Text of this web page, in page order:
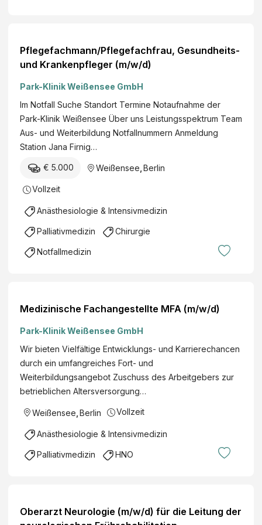
Pflegefachmann/Pflegefachfrau, Gesundheits-
und Krankenpfleger (m/w/d)
Park-Klinik Weißensee GmbH
Im Notfall Suche Standort Termine Notaufnahme der
Park-Klinik Weißensee Über uns Leistungsspektrum Team
Aus- und Weiterbildung Notfallnummern Anmeldung
Station Jana Firnig…
€ 5.000 Weißensee Berlin
Vollzeit
Anästhesiologie & Intensivmedizin
Palliativmedizin Chirurgie
Notfallmedizin
Medizinische Fachangestellte MFA (m/w/d)
Park-Klinik Weißensee GmbH
Wir bieten Vielfältige Entwicklungs- und Karrierechancen
durch ein umfangreiches Fort- und
Weiterbildungsangebot Zuschuss des Arbeitgebers zur
betrieblichen Altersversorgung…
Weißensee Berlin Vollzeit
Anästhesiologie & Intensivmedizin
Palliativmedizin HNO
Oberarzt Neurologie (m/w/d) für die Leitung der